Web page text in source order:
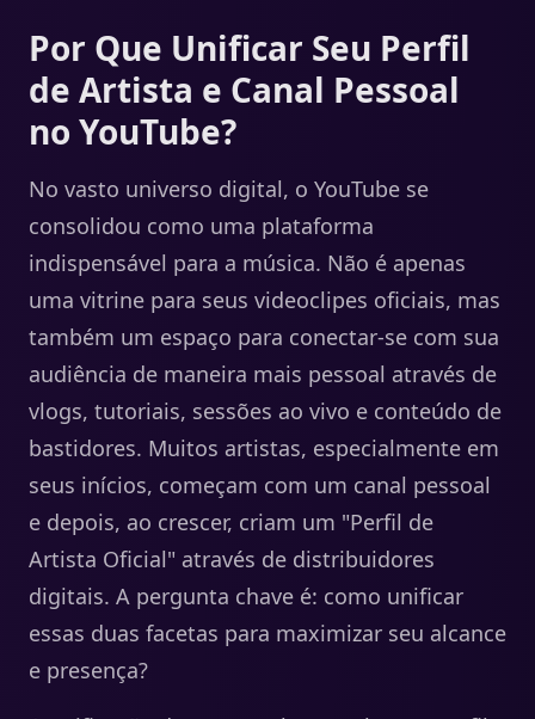
Por Que Unificar Seu Perfil
de Artista e Canal Pessoal
no YouTube?
No vasto universo digital, o YouTube se
consolidou como uma plataforma
indispensável para a música. Não é apenas
uma vitrine para seus videoclipes oficiais, mas
também um espaço para conectar-se com sua
audiência de maneira mais pessoal através de
vlogs, tutoriais, sessões ao vivo e conteúdo de
bastidores. Muitos artistas, especialmente em
seus inícios, começam com um canal pessoal
e depois, ao crescer, criam um "Perfil de
Artista Oficial" através de distribuidores
digitais. A pergunta chave é: como unificar
essas duas facetas para maximizar seu alcance
e presença?